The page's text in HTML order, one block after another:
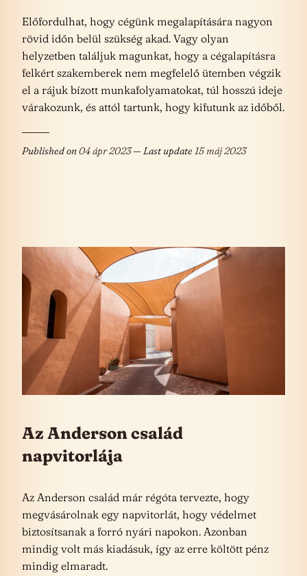
Előfordulhat, hogy cégünk megalapítására nagyon
rövid időn belül szükség akad. Vagy olyan
helyzetben találjuk magunkat, hogy a cégalapításra
felkért szakemberek nem megfelelő ütemben végzik
el a rájuk bízott munkafolyamatokat, túl hosszú ideje
várakozunk, és attól tartunk, hogy kifutunk az időből.
Published on04 ápr 2023— Last update15 máj 2023
Az Anderson család
napvitorlája
Az Anderson család már régóta tervezte, hogy
megvásárolnak egy napvitorlát, hogy védelmet
biztosítsanak a forró nyári napokon. Azonban
mindig volt más kiadásuk, így az erre költött pénz
mindig elmaradt.